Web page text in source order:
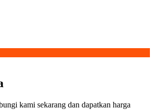
kami sekarang dan dapatkan harga